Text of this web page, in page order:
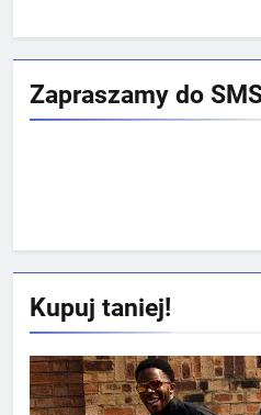
Zapraszamy do
Kupuj taniej!